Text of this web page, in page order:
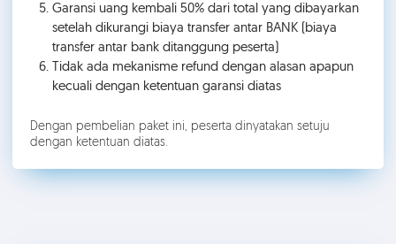
Garansi uang kembali 50% dari total yang dibayarkan
setelah dikurangi biaya transfer antar BANK (biaya
transfer antar bank ditanggung peserta)
Tidak ada mekanisme refund dengan alasan apapun
kecuali dengan ketentuan garansi diatas
Dengan pembelian paket ini, peserta dinyatakan setuju
dengan ketentuan diatas.